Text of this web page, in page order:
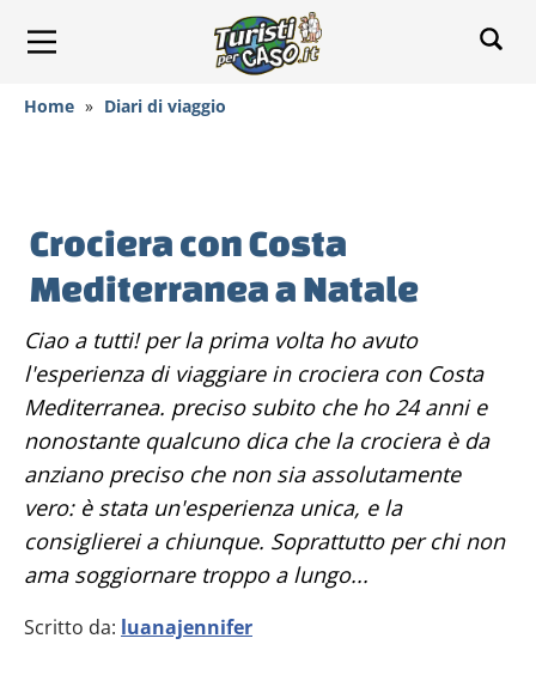
Home » Diari di viaggio
Crociera con Costa
Mediterranea a Natale
Ciao a tutti! per la prima volta ho avuto
l'esperienza di viaggiare in crociera con Costa
Mediterranea. preciso subito che ho 24 anni e
nonostante qualcuno dica che la crociera è da
anziano preciso che non sia assolutamente
vero: è stata un'esperienza unica, e la
consiglierei a chiunque. Soprattutto per chi non
ama soggiornare troppo a lungo...
Scritto da: luanajennifer